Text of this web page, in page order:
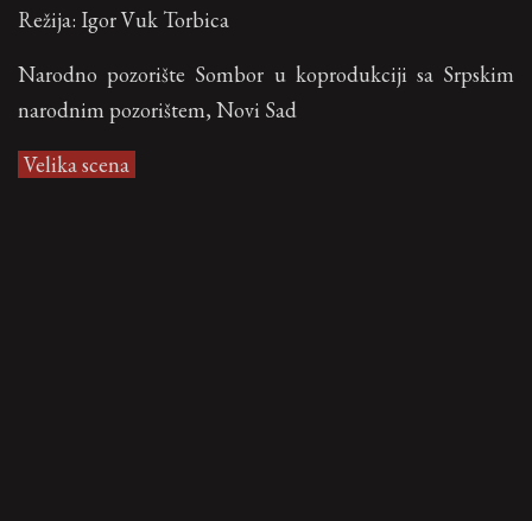
Režija: Igor Vuk Torbica
Narodno pozorište Sombor u koprodukciji sa Srpskim
narodnim pozorištem, Novi Sad
Velika scena